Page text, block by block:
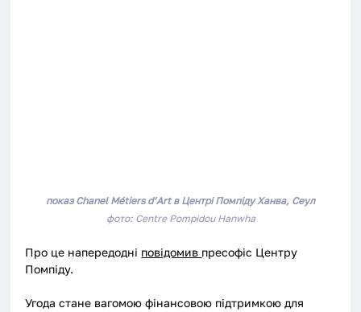
показ Chanel Métiers d’Art в Центрі Помпіду Ханва, Сеул
фото: Centre Pompidou Hanwha
Про це напередодні повідомив пресофіс Центру
Помпіду.
Угода стане вагомою фінансовою підтримкою для